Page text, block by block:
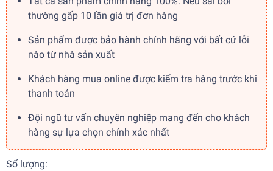
thường gấp 10 lần giá trị đơn hàng
Sản phẩm được bảo hành chính hãng với bất cứ lỗi
nào từ nhà sản xuất
Khách hàng mua online được kiểm tra hàng trước khi
thanh toán
Đội ngũ tư vấn chuyên nghiệp mang đến cho khách
hàng sự lựa chọn chính xác nhất
Số lượng: